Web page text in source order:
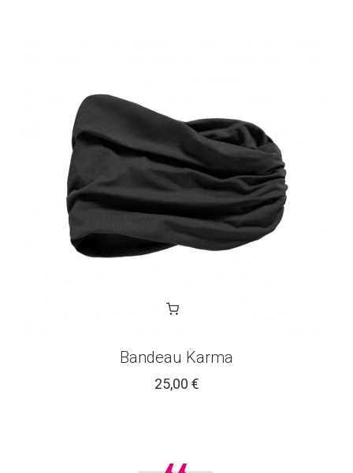
Bandeau Karma
25,00 €